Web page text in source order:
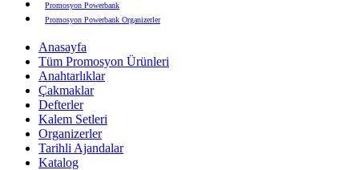
Promosyon Powerbank
Promosyon Powerbank Organizerler
Promosyon Şapka
Promosyon Sekreter Bloknotlar
Promosyon Seramik ve Porselen Ürünler
Promosyon Speakerlar
Promosyon Tarihli Ajandalar
Promosyon Teknoloji Ürünleri
Promosyon Telefon Standları
Promosyon Termoslar
Promosyon Tişörtler
Anasayfa
Tüm Promosyon Ürünleri
Anahtarlıklar
Çakmaklar
Defterler
Kalem Setleri
Organizerler
Tarihli Ajandalar
Katalog